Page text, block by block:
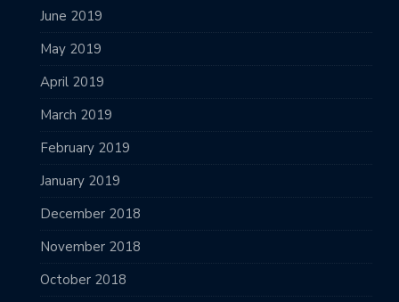
June 2019
May 2019
April 2019
March 2019
February 2019
January 2019
December 2018
November 2018
October 2018